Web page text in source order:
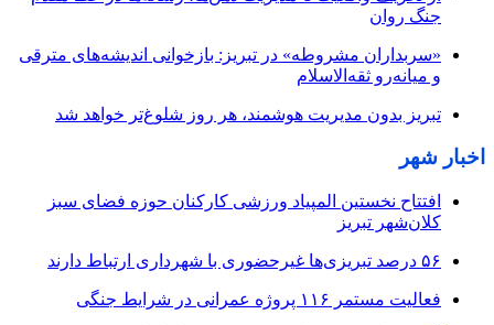
جنگ روان
«سربداران مشروطه» در تبریز: بازخوانی اندیشه‌های مترقی
و میانه‌رو ثقه‌الاسلام
تبریز بدون مدیریت هوشمند، هر روز شلوغ‌تر خواهد شد
اخبار شهر
افتتاح نخستین المپیاد ورزشی کارکنان حوزه فضای سبز
کلان‌شهر تبریز
۵۶ درصد تبریزی‌ها غیرحضوری با شهرداری ارتباط دارند
فعالیت مستمر ۱۱۶ پروژه عمرانی در شرایط جنگی